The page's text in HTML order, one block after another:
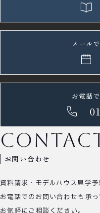
メール
お電話
お問い合わせ
資料請求・モデルハウス見学予
お電話でのお問い合わせも承っ
お気軽にご相談ください。